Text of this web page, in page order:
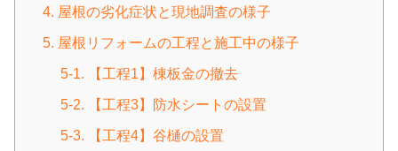
4. 屋根の劣化症状と現地調査の様子
5. 屋根リフォームの工程と施工中の様子
5-1. 【工程1】棟板金の撤去
5-2. 【工程3】防水シートの設置
5-3. 【工程4】谷樋の設置